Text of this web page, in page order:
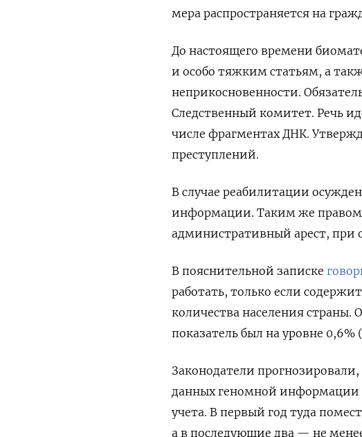
мера распространяется на
До настоящего времени
и особо тяжким статьям, а
неприкосновенности. О
Следственный комитет. Речь
числе фрагментах ДНК.
преступлений.
В случае реабилитации
информации. Таким же правом
административный арест, при
В пояснительной записке
работать, только если
количества населения страны.
показатель был на уровне 0,6%
Законодатели прогнозировали,
данных геномной информации
учета. В первый год туда
а в последующие два — не